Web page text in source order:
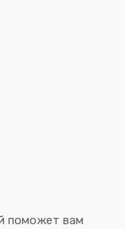
поможет вам